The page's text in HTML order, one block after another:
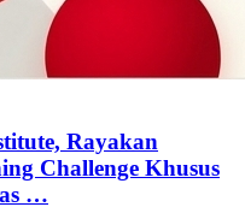
Rayakan
Challenge Khusus
…